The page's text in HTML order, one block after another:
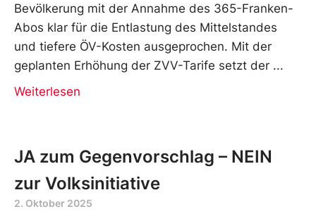
Bevölkerung mit der Annahme des 365-Franken-
Abos klar für die Entlastung des Mittelstandes
und tiefere ÖV-Kosten ausgeprochen. Mit der
geplanten Erhöhung der ZVV-Tarife setzt der
Weiterlesen
JA zum Gegenvorschlag – NEIN
zur Volksinitiative
2. Oktober 2025